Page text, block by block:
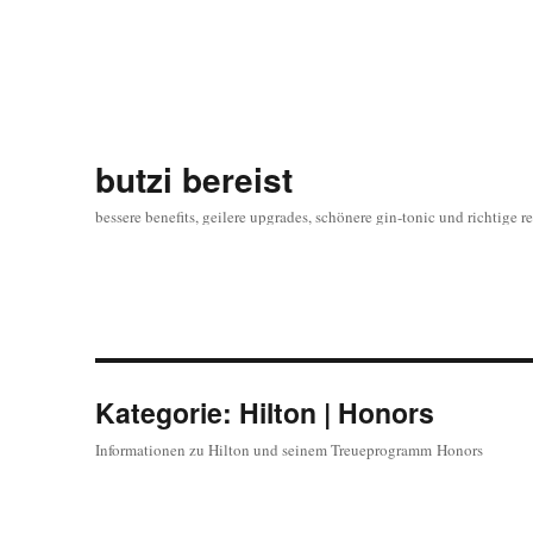
butzi bereist
bessere benefits, geilere upgrades, schönere gin-tonic und richtige
Kategorie: Hilton | Honors
Informationen zu Hilton und seinem Treueprogramm Honors